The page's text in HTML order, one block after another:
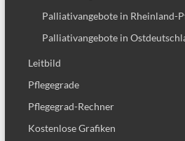
Palliativangebote in Rheinland-
Palliativangebote in
Leitbild
Pflegegrade
Pflegegrad-Rechner
Kostenlose Grafiken